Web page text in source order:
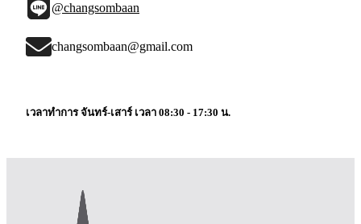
@changsombaan
changsombaan@gmail.com
เวลาทำการ จันทร์-เสาร์ เวลา 08:30 - 17:30 น.